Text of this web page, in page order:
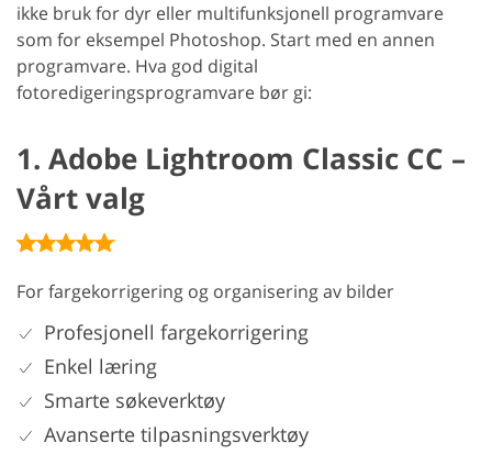
ikke bruk for dyr eller multifunksjonell programvare
som for eksempel Photoshop. Start med en annen
programvare. Hva god digital
fotoredigeringsprogramvare bør gi:
1. Adobe Lightroom Classic CC –
Vårt valg
For fargekorrigering og organisering av bilder
Profesjonell fargekorrigering
Enkel læring
Smarte søkeverktøy
Avanserte tilpasningsverktøy